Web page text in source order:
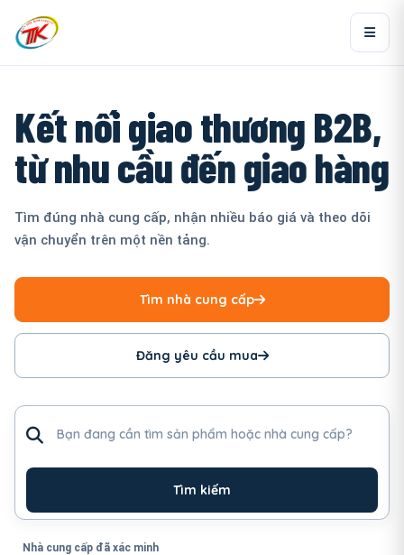
Kết nối giao thương B2B,
từ nhu cầu đến giao hàng
Tìm đúng nhà cung cấp, nhận nhiều báo giá và theo dõi
vận chuyển trên một nền tảng.
Tìm nhà cung cấp
Đăng yêu cầu mua
Tìm kiếm
Nhà cung cấp đã xác minh